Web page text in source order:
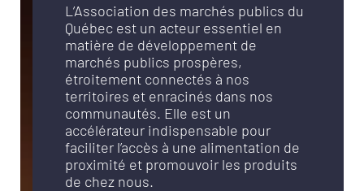
L’Association des marchés publics du
Québec est un acteur essentiel en
matière de développement de
marchés publics prospères,
étroitement connectés à nos
territoires et enracinés dans nos
communautés. Elle est un
accélérateur indispensable pour
faciliter l’accès à une alimentation de
proximité et promouvoir les produits
de chez nous.